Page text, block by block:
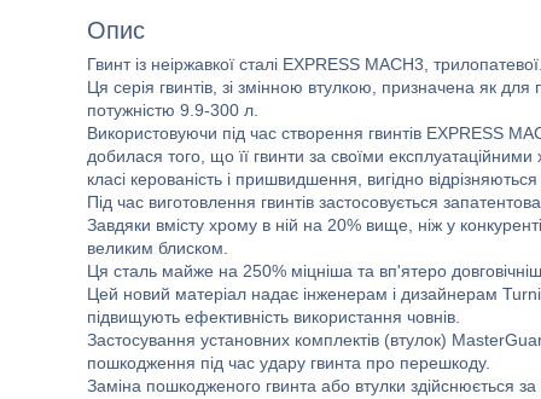
Опис
Гвинт із неіржавкої сталі EXPRESS MACH3,
Ця серія гвинтів, зі змінною втулкою, призначена як для
потужністю 9.9-300 л.
Використовуючи під час створення гвинтів EXPRESS
добилася того, що її гвинти за своїми
класі керованість і пришвидшення, вигідно
Під час виготовлення гвинтів застосовується
Завдяки вмісту хрому в ній на 20% вище, ніж у
великим блиском.
Ця сталь майже на 250% міцніша та вп'ятеро
Цей новий матеріал надає інженерам і дизайнерам
підвищують ефективність використання човнів.
Застосування установних комплектів (втулок)
пошкодження під час удару гвинта про перешкоду.
Заміна пошкодженого гвинта або втулки здійснюється за